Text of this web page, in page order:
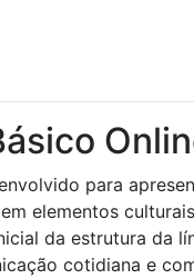
para
elementos
da estrutura da
cotidiana e